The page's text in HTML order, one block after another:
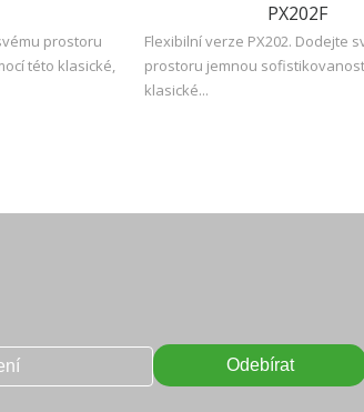
prostoru
této klasické,
PX202F
Flexibilní verze PX202. Dodejte
prostoru jemnou
klasické...